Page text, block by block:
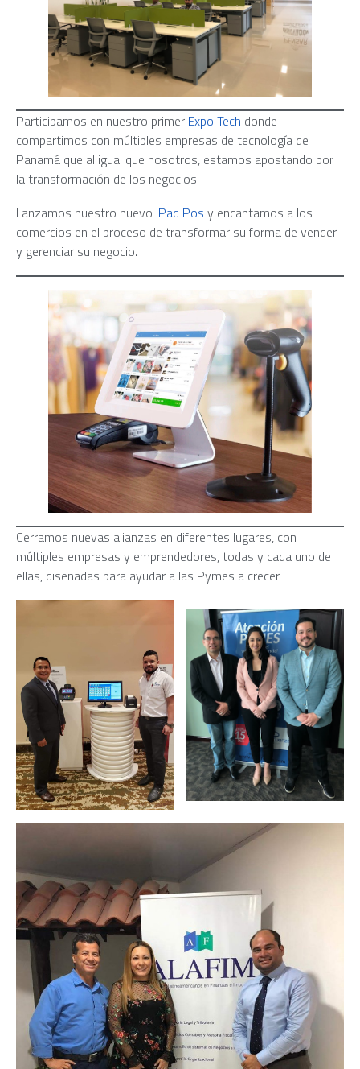
Participamos en nuestro primer Expo Tech donde
compartimos con múltiples empresas de tecnología de
Panamá que al igual que nosotros, estamos apostando por
la transformación de los negocios.
Lanzamos nuestro nuevo iPad Pos y encantamos a los
comercios en el proceso de transformar su forma de vender
y gerenciar su negocio.
Cerramos nuevas alianzas en diferentes lugares, con
múltiples empresas y emprendedores, todas y cada uno de
ellas, diseñadas para ayudar a las Pymes a crecer.